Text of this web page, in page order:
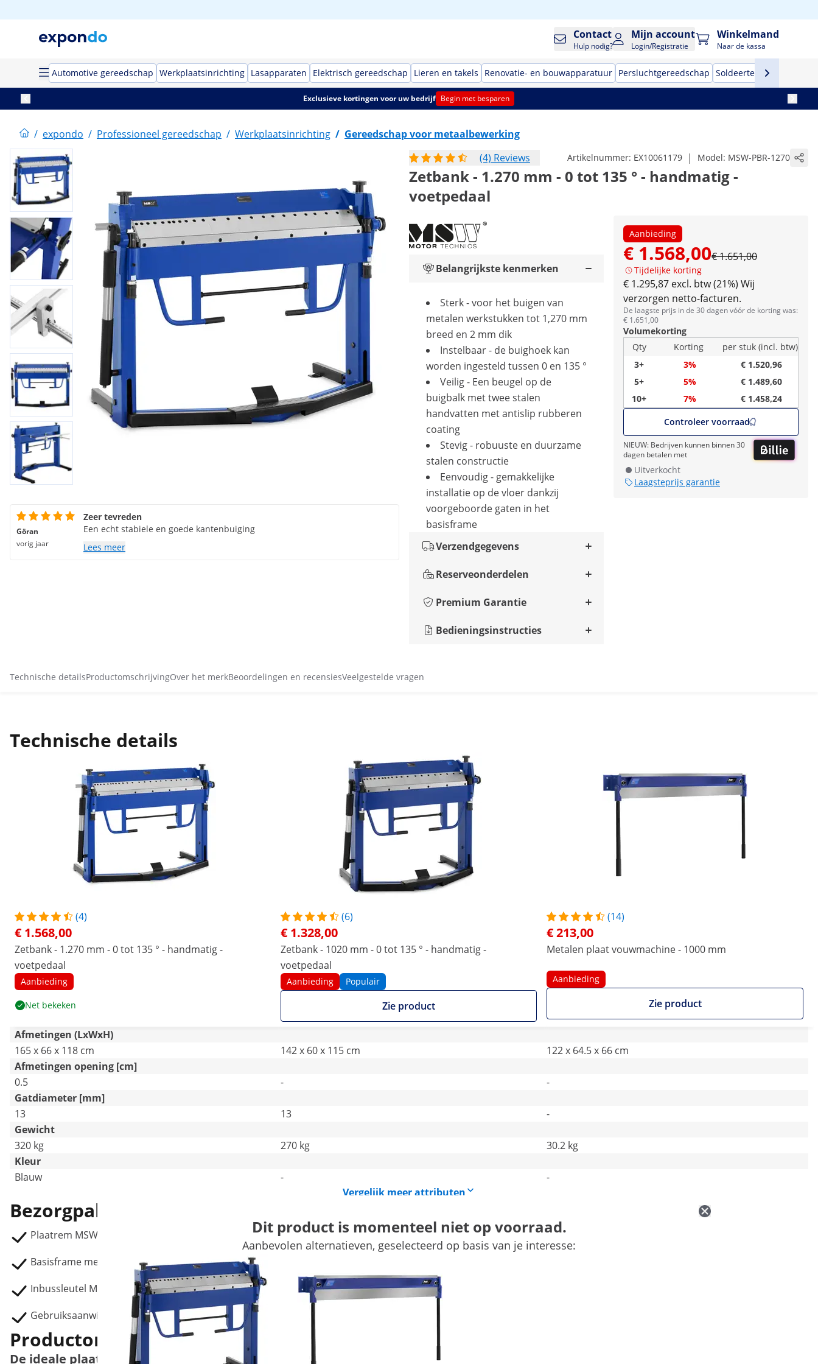
Contact
Hulp nodig?
Mijn account
Login/Registratie
Winkelmand
Naar de kassa
Automotive gereedschap Werkplaatsinrichting Lasapparaten Elektrisch gereedschap Lieren en takels Renovatie- en bouwapparatuur Persluchtgereedschap Soldeertechniek
Exclusieve kortingen voor uw bedrijf Begin met besparen
/ expondo / Professioneel gereedschap / Werkplaatsinrichting / Gereedschap voor metaalbewerking
(4) Reviews
Artikelnummer: EX10061179 | Model: MSW-PBR-1270
Zetbank - 1.270 mm - 0 tot 135 ° - handmatig -
voetpedaal
Aanbieding
€ 1.568,00€ 1.651,00
Tijdelijke korting
€ 1.295,87 excl. btw (21%) Wij
verzorgen netto-facturen.
De laagste prijs in de 30 dagen vóór de korting was:
€ 1.651,00
Volumekorting
Qty
Korting
per stuk (incl. btw)
3+
3%
€ 1.520,96
5+
5%
€ 1.489,60
10+
7%
€ 1.458,24
Controleer voorraad
NIEUW: Bedrijven kunnen binnen 30
dagen betalen met
Uitverkocht
Laagsteprijs garantie
Belangrijkste kenmerken
Sterk - voor het buigen van
metalen werkstukken tot 1,270 mm
breed en 2 mm dik
Instelbaar - de buighoek kan
worden ingesteld tussen 0 en 135 °
Veilig - Een beugel op de
buigbalk met twee stalen
handvatten met antislip rubberen
coating
Stevig - robuuste en duurzame
stalen constructie
Eenvoudig - gemakkelijke
installatie op de vloer dankzij
voorgeboorde gaten in het
basisframe
Verzendgegevens
Reserveonderdelen
Premium Garantie
Bedieningsinstructies
Göran
vorig jaar
Zeer tevreden
Een echt stabiele en goede kantenbuiging
Lees meer
Technische detailsProductomschrijvingOver het merkBeoordelingen en recensiesVeelgestelde vragen
Technische details
(4)
€ 1.568,00
Zetbank - 1.270 mm - 0 tot 135 ° - handmatig -
voetpedaal
Aanbieding
Net bekeken
(6)
€ 1.328,00
Zetbank - 1020 mm - 0 tot 135 ° - handmatig -
voetpedaal
Aanbieding Populair
Zie product
(14)
€ 213,00
Metalen plaat vouwmachine - 1000 mm
Aanbieding
Zie product
Afmetingen (LxWxH)
165 x 66 x 118 cm
142 x 60 x 115 cm
122 x 64.5 x 66 cm
Afmetingen opening [cm]
0.5
-
-
Gatdiameter [mm]
13
13
-
Gewicht
320 kg
270 kg
30.2 kg
Kleur
Blauw
-
-
Vergelijk meer attributen
Bezorgpakket
Plaatrem MSW-PBR- 1270
Basisframe met voetpedaal
Inbussleutel M8
Gebruiksaanwijzing
Dit product is momenteel niet op voorraad.
Aanbevolen alternatieven, geselecteerd op basis van je interesse:
Productomschrijving
De ideale plaatbuiger voor het vormen van plaatwerk